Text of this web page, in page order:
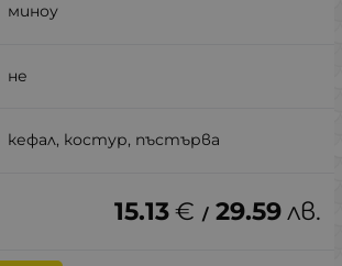
миноу
не
кефал, костур, пъстърва
15.13€ / 29.59лв.